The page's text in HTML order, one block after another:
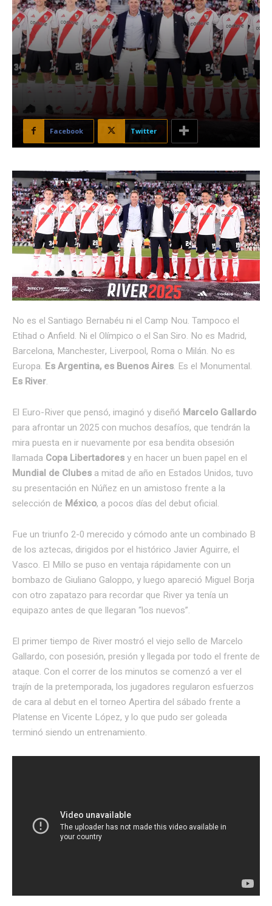
Facebook Twitter
No es el Santiago Bernabéu ni el Camp Nou. Tampoco el
Etihad o Anfield. Ni el Olímpico o el San Siro. No es Madrid,
Barcelona, Manchester, Liverpool, Roma o Milán. No es
Europa. Es Argentina, es Buenos Aires. Es el Monumental.
Es River.
El Euro-River que pensó, imaginó y diseñó Marcelo Gallardo
para afrontar un 2025 con muchos desafíos, que tendrán la
mira puesta en ir nuevamente por esa bendita obsesión
llamada Copa Libertadoresy en hacer un buen papel en el
Mundial de Clubes a mitad de año en Estados Unidos, tuvo
su presentación en Núñez en un amistoso frente a la
selección de México, a pocos días del debut oficial.
Fue un triunfo 2-0 merecido y cómodo ante un combinado B
de los aztecas, dirigidos por el histórico Javier Aguirre, el
Vasco. El Millo se puso en ventaja rápidamente con un
bombazo de Giuliano Galoppo, y luego apareció Miguel Borja
con otro zapatazo para recordar que River ya tenía un
equipazo antes de que llegaran “los nuevos”.
El primer tiempo de River mostró el viejo sello de Marcelo
Gallardo, con posesión, presión y llegada por todo el frente de
ataque. Con el correr de los minutos se comenzó a ver el
trajín de la pretemporada, los jugadores regularon esfuerzos
de cara al debut en el torneo Apertira del sábado frente a
Platense en Vicente López, y lo que pudo ser goleada
terminó siendo un entrenamiento.